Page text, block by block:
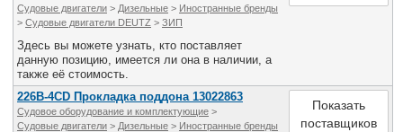
Судовые двигатели > Дизельные > Иностранные бренды
> Судовые двигатели DEUTZ > ЗИП
Здесь вы можете узнать, кто поставляет
данную позицию, имеется ли она в наличии, а
также её стоимость.
226В-4CD Прокладка поддона 13022863
Судовое оборудование и комплектующие >
Судовые двигатели > Дизельные > Иностранные бренды
Показать
поставщиков